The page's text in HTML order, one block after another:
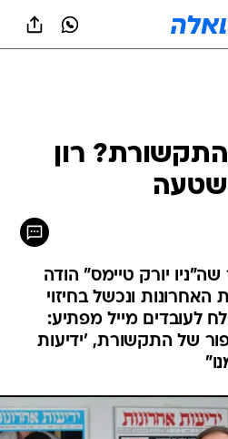
רון
שטעה
יורק טיימס" הודה
ונכשל בחיזוי
לעובדים מייל מפתיע:
של התקשורת, 'ידיעות